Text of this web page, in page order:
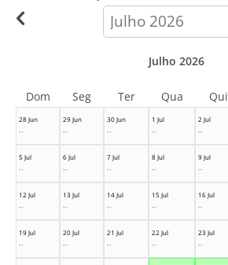
calendar-
month
28 Jun
--
29 Jun
--
30 Jun
--
1 Jul
--
2 Jul
--
5 Jul
--
6 Jul
--
7 Jul
--
8 Jul
--
9 Jul
--
12 Jul
--
13 Jul
--
14 Jul
--
15 Jul
--
16 Jul
--
19 Jul
--
20 Jul
--
21 Jul
--
22 Jul
--
23 Jul
--
Julho 2026
Dom Seg Ter Qua Qui